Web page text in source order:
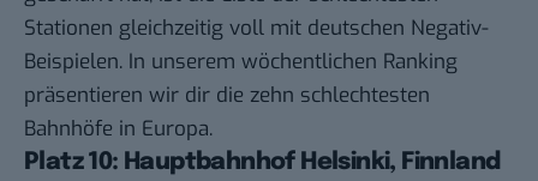
Stationen gleichzeitig voll mit deutschen Negativ-
Beispielen. In unserem wöchentlichen Ranking
präsentieren wir dir die zehn schlechtesten
Bahnhöfe in Europa.
Platz 10: Hauptbahnhof Helsinki, Finnland